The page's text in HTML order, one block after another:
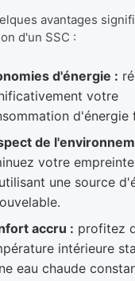
avantages
d'un SSC :
d'énergie :
votre
d'énergie
de
votre
une source
accru : profitez
intérieure
eau chaude